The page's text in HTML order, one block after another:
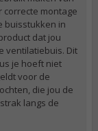
montage
buisstukken in
dat jou
ventilatiebuis. Dit
je hoeft niet
voor de
die jou de
langs de